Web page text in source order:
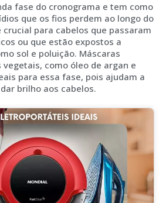
fase do cronograma e tem como
que os fios perdem ao longo do
crucial para cabelos que passaram
ou que estão expostos a
sol e poluição. Máscaras
como óleo de argan e
para essa fase, pois ajudam a
brilho aos cabelos.